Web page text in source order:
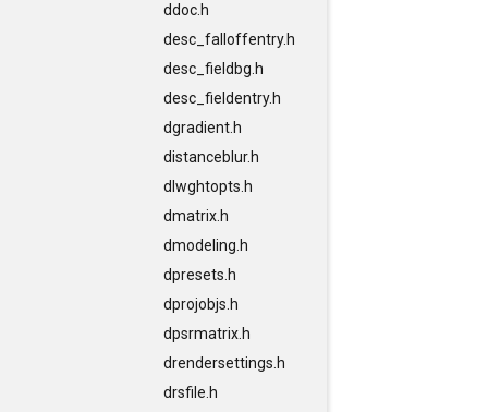
ddoc.h
desc_falloffentry.h
desc_fieldbg.h
desc_fieldentry.h
dgradient.h
distanceblur.h
dlwghtopts.h
dmatrix.h
dmodeling.h
dpresets.h
dprojobjs.h
dpsrmatrix.h
drendersettings.h
drsfile.h